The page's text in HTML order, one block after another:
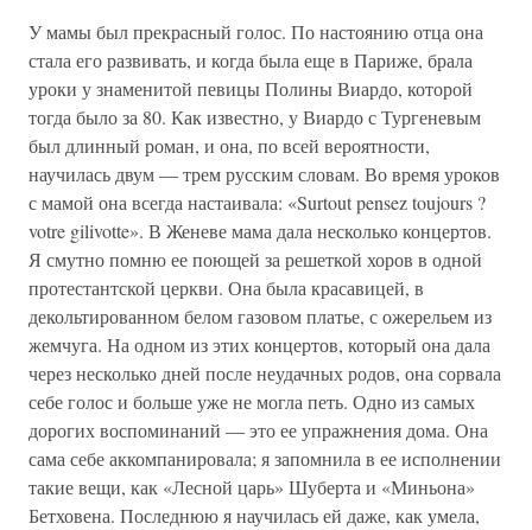
У мамы был прекрасный голос. По настоянию отца она
стала его развивать, и когда была еще в Париже, брала
уроки у знаменитой певицы Полины Виардо, которой
тогда было за 80. Как известно, у Виардо с Тургеневым
был длинный роман, и она, по всей вероятности,
научилась двум — трем русским словам. Во время уроков
с мамой она всегда настаивала: «Surtout pensez toujours ?
votre gilivotte». В Женеве мама дала несколько концертов.
Я смутно помню ее поющей за решеткой хоров в одной
протестантской церкви. Она была красавицей, в
декольтированном белом газовом платье, с ожерельем из
жемчуга. На одном из этих концертов, который она дала
через несколько дней после неудачных родов, она сорвала
себе голос и больше уже не могла петь. Одно из самых
дорогих воспоминаний — это ее упражнения дома. Она
сама себе аккомпанировала; я запомнила в ее исполнении
такие вещи, как «Лесной царь» Шуберта и «Миньона»
Бетховена. Последнюю я научилась ей даже, как умела,